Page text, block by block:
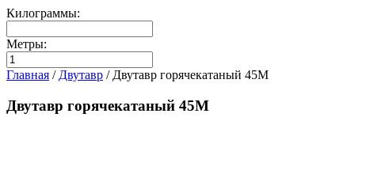
Килограммы:
Метры:
Главная / Двутавр / Двутавр горячекатаный 45М
Двутавр горячекатаный 45М